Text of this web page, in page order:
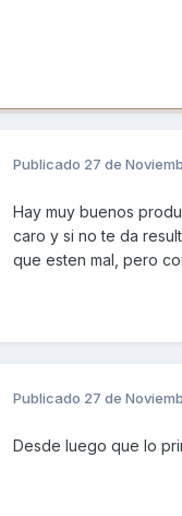
Publicado 27 de
Hay muy buenos
caro y si no te da
que esten mal, pero
Publicado 27 de
Desde luego que lo